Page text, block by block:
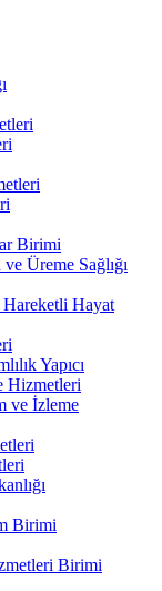
Birimi
Üreme Sağlığı
Hareketli Hayat
Yapıcı
Hizmetleri
ve İzleme
Birimi
Birimi